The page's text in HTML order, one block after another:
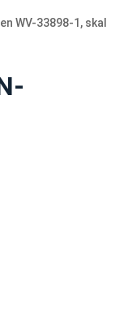
WV-33898-1, skal